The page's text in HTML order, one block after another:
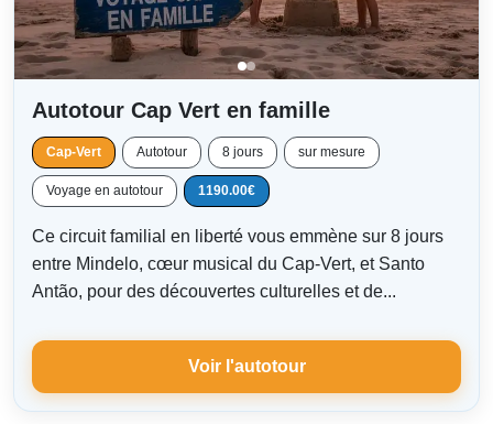
Autotour Cap Vert en famille
Cap-Vert Autotour 8 jours sur mesure
Voyage en autotour 1190.00€
Ce circuit familial en liberté vous emmène sur 8 jours
entre Mindelo, cœur musical du Cap-Vert, et Santo
Antão, pour des découvertes culturelles et de...
Voir l'autotour